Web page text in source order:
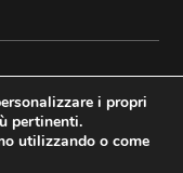
i propri
pertinenti.
utilizzando o come